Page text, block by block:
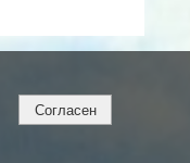
Согласен